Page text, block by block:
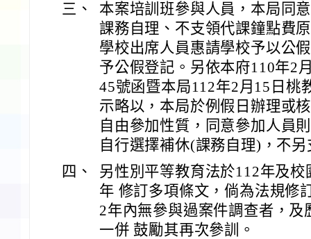
三、
本案培訓班參與人員，本局同
課務自理、不支領代課鐘點費
學校出席人員惠請學校予以公
予公假登記。另依本府110年2
45號函暨本局112年2月15日桃
示略以，本局於例假日辦理或
自由參加性質，同意參加人員
自行選擇補休(課務自理)，不
四、
另性別平等教育法於112年及
年 修訂多項條文，倘為法規修
2年內無參與過案件調查者，
一併 鼓勵其再次參訓。